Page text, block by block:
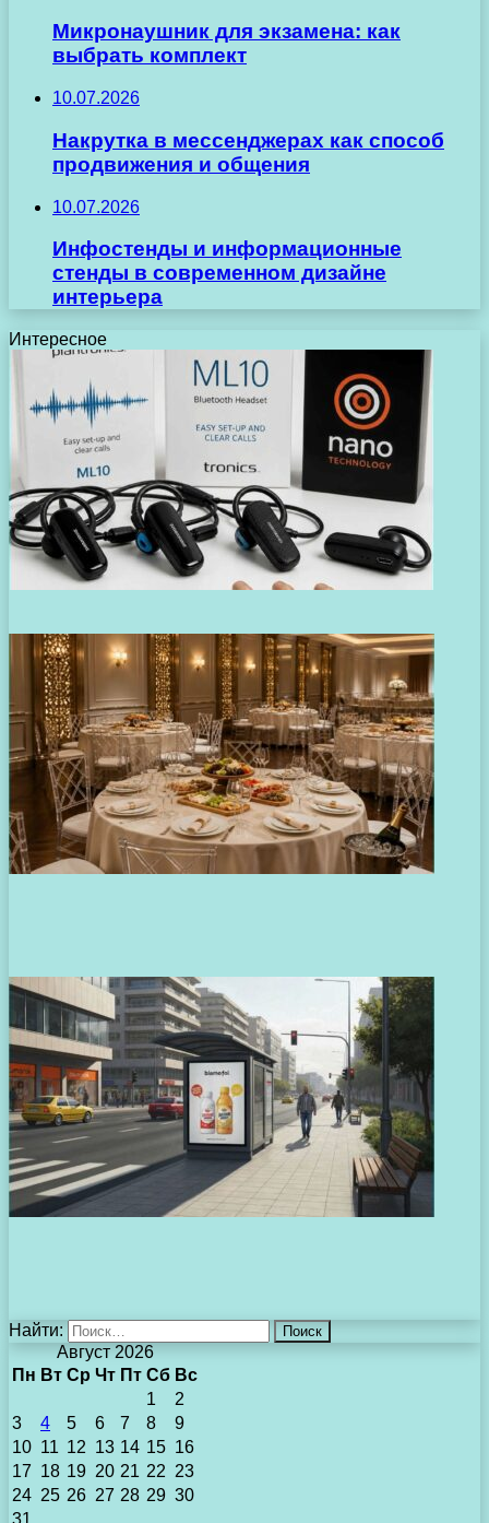
Микронаушник для экзамена: как
выбрать комплект
10.07.2026
Накрутка в мессенджерах как способ
продвижения и общения
10.07.2026
Инфостенды и информационные
стенды в современном дизайне
интерьера
Интересное
Найти:
Август 2026
Пн Вт Ср Чт Пт Сб Вс
1
2
3
4 5 6 7 8
9
10 11 12 13 14 15 16
17 18 19 20 21 22 23
24 25 26 27 28 29 30
31